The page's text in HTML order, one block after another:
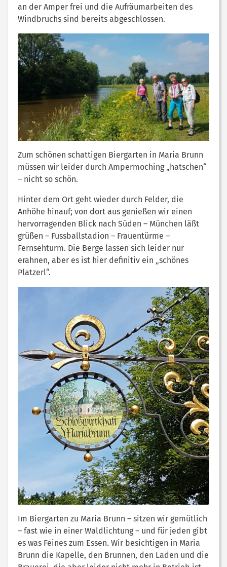
an der Amper frei und die Aufräumarbeiten des
Windbruchs sind bereits abgeschlossen.
Zum schönen schattigen Biergarten in Maria Brunn
müssen wir leider durch Ampermoching „hatschen“
– nicht so schön.
Hinter dem Ort geht wieder durch Felder, die
Anhöhe hinauf; von dort aus genießen wir einen
hervorragenden Blick nach Süden – München läßt
grüßen – Fussballstadion – Frauentürme –
Fernsehturm. Die Berge lassen sich leider nur
erahnen, aber es ist hier definitiv ein „schönes
Platzerl“.
Im Biergarten zu Maria Brunn – sitzen wir gemütlich
– fast wie in einer Waldlichtung – und für jeden gibt
es was Feines zum Essen. Wir besichtigen in Maria
Brunn die Kapelle, den Brunnen, den Laden und die